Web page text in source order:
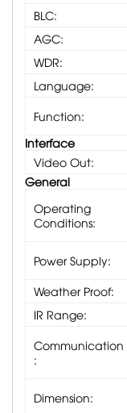
BLC:
AGC:
WDR:
Language:
Function:
Interface
Video Out:
General
Operating
Conditions:
Power Supply:
Weather Proof:
IR Range:
Communication
:
Dimension: